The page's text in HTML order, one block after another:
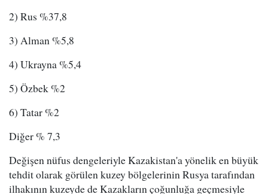
2) Rus %37,8
3) Alman %5,8
4) Ukrayna %5,4
5) Özbek %2
6) Tatar %2
Diğer % 7,3
Değişen nüfus dengeleriyle Kazakistan'a yönelik en büyük
tehdit olarak görülen kuzey bölgelerinin Rusya tarafından
ilhakının kuzeyde de Kazakların çoğunluğa geçmesiyle